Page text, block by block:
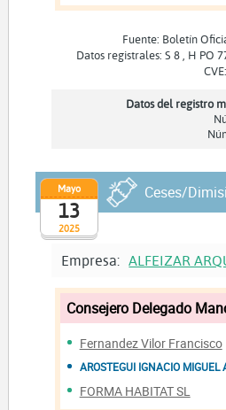
Fuente: Boletín
Datos registrales: S 8 , H PO
CVE:
Datos del registro
2025
Mayo
13
Ceses/
Empresa: ALFEIZAR
Consejero Delegado
Fernandez Vilor Francisco
AROSTEGUI IGNACIO MIGUEL
FORMA HABITAT SL